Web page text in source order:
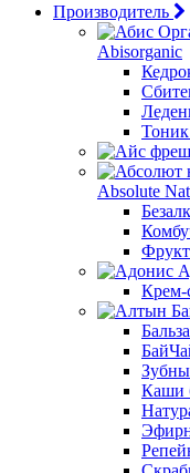
Производитель
Abisorganic
Тоник
Absolute
Крем-
Каши